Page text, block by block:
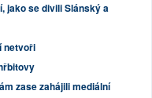
jako se divili Slánský a
netvoři
zase zahájili mediální